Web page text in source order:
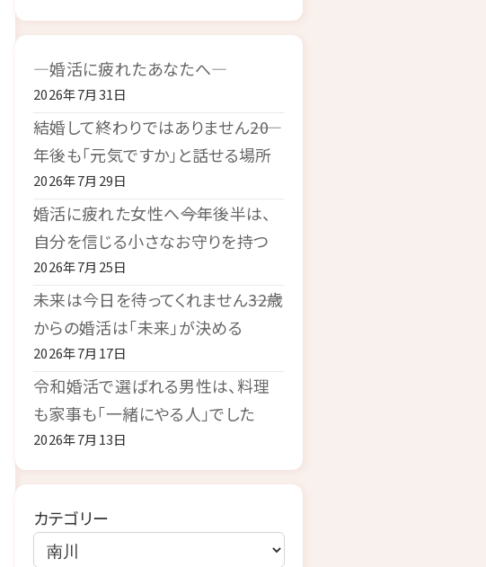
―婚活に疲れたあなたへ―
2026年7月31日
結婚して終わりではありません――20
年後も「元気ですか」と話せる場所
2026年7月29日
婚活に疲れた女性へ――今年後半は、
自分を信じる小さなお守りを持つ
2026年7月25日
未来は今日を待ってくれません――32歳
からの婚活は「未来」が決める
2026年7月17日
令和婚活で選ばれる男性は、料理
も家事も「一緒にやる人」でした
2026年7月13日
カテゴリー